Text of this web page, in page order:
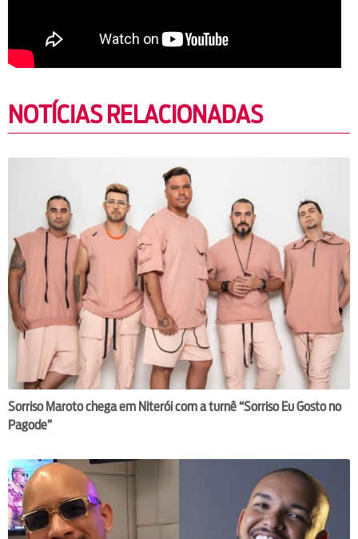
NOTÍCIAS RELACIONADAS
Sorriso Maroto chega em Niterói com a turnê “Sorriso Eu Gosto no
Pagode”